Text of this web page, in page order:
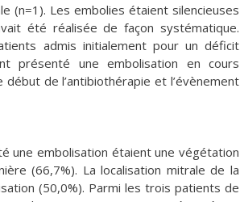
(n=1). Les embolies étaient silencieuses
été réalisée de façon systématique.
admis initialement pour un déficit
présenté une embolisation en cours
de l’antibiothérapie et l’évènement
une embolisation étaient une végétation
(66,7%). La localisation mitrale de la
(50,0%). Parmi les trois patients de